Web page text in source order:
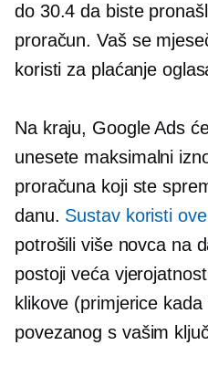
do 30.4 da biste
proračun. Vaš se
koristi za plaćanje
Na kraju, Google Ads
unesete maksimalni
proračuna koji ste
danu. Sustav koristi
potrošili više novca na
postoji veća
klikove (primjerice
povezanog s vašim